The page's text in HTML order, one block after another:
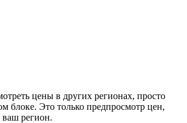
цены в других регионах, просто
блоке. Это только предпросмотр цен,
ваш регион.